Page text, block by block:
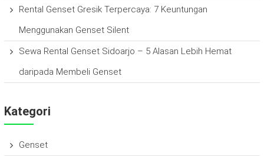
Rental Genset Gresik Terpercaya: 7 Keuntungan
Menggunakan Genset Silent
Sewa Rental Genset Sidoarjo – 5 Alasan Lebih Hemat
daripada Membeli Genset
Kategori
Genset